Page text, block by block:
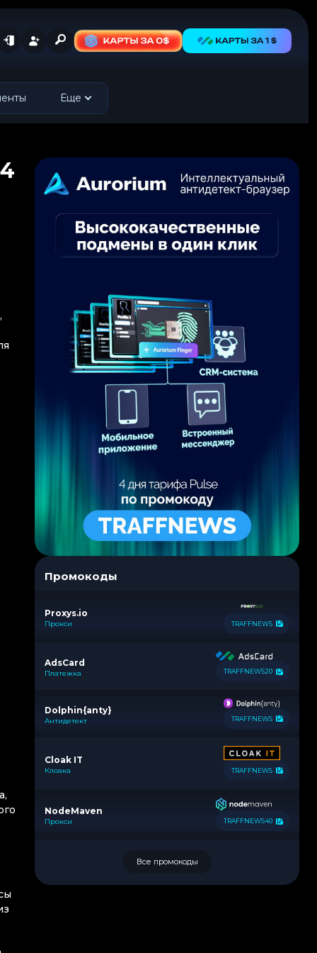
Еще
Промокоды
Proxys.io
Прокси TRAFFNEWS
AdsCard
Платежка TRAFFNEWS20
Dolphin{anty}
Антидетект TRAFFNEWS
Cloak IT
Клоака TRAFFNEWS
NodeMaven
Прокси TRAFFNEWS40
Все промокоды